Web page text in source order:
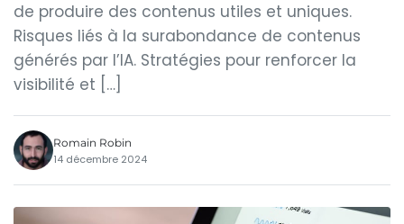
de produire des contenus utiles et uniques.
Risques liés à la surabondance de contenus
générés par l’IA. Stratégies pour renforcer la
visibilité et […]
Romain Robin
14 décembre 2024